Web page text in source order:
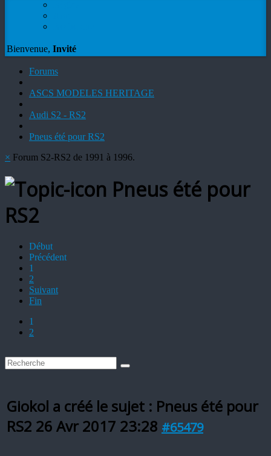
Bienvenue, Invité
Forums
ASCS MODELES HERITAGE
Audi S2 - RS2
Pneus été pour RS2
× Forum S2-RS2 de 1991 à 1996.
Pneus été pour
RS2
Début
Précédent
1
2
Suivant
Fin
1
2
Giokol a créé le sujet : Pneus été pour
RS2 26 Avr 2017 23:28 #65479